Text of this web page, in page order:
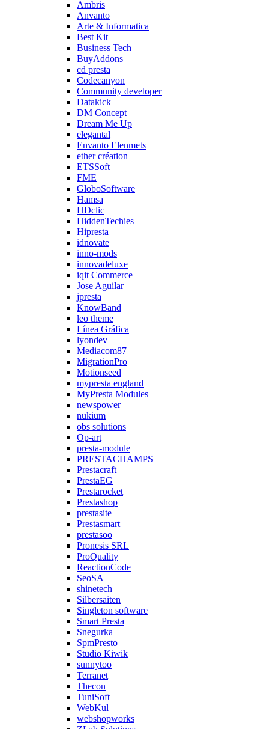
Ambris
Anvanto
Arte & Informatica
Best Kit
Business Tech
BuyAddons
cd presta
Codecanyon
Community developer
Datakick
DM Concept
Dream Me Up
elegantal
Envanto Elenmets
ether création
ETSSoft
FME
GloboSoftware
Hamsa
HDclic
HiddenTechies
Hipresta
idnovate
inno-mods
innovadeluxe
iqit Commerce
Jose Aguilar
jpresta
KnowBand
leo theme
Línea Gráfica
lyondev
Mediacom87
MigrationPro
Motionseed
mypresta england
MyPresta Modules
newspower
nukium
obs solutions
Op-art
presta-module
PRESTACHAMPS
Prestacraft
PrestaEG
Prestarocket
Prestashop
prestasite
Prestasmart
prestasoo
Pronesis SRL
ProQuality
ReactionCode
SeoSA
shinetech
Silbersaiten
Singleton software
Smart Presta
Snegurka
SpmPresto
Studio Kiwik
sunnytoo
Terranet
Thecon
TuniSoft
WebKul
webshopworks